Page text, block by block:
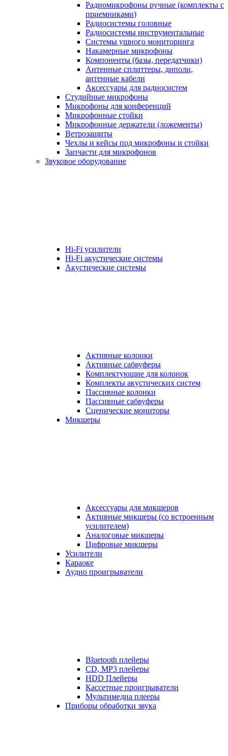
Радиомикрофоны ручные (комплекты с
приемниками)
Радиосистемы головные
Радиосистемы инструментальные
Системы ушного мониторинга
Накамерные микрофоны
Компоненты (базы, передатчики)
Антенные сплиттеры, диполи,
антенные кабели
Аксесcуары для радиосистем
Студийные микрофоны
Микрофоны для конференций
Микрофонные стойки
Микрофонные держатели (ложементы)
Ветрозащиты
Чехлы и кейсы под микрофоны и стойки
Запчасти для микрофонов
Звуковое оборудование
Hi-Fi усилители
Hi-Fi акустические системы
Акустические системы
Активные колонки
Активные сабвуферы
Комплектующие для колонок
Комплекты акустических систем
Пассивные колонки
Пассивные сабвуферы
Сценические мониторы
Микшеры
Аксессуары для микшеров
Активные микшеры (со встроенным
усилителем)
Аналоговые микшеры
Цифровые микшеры
Усилители
Караоке
Аудио проигрыватели
Bluetooth плейеры
CD, MP3 плейеры
HDD Плейеры
Кассетные проигрыватели
Мультимедиа плееры
Приборы обработки звука